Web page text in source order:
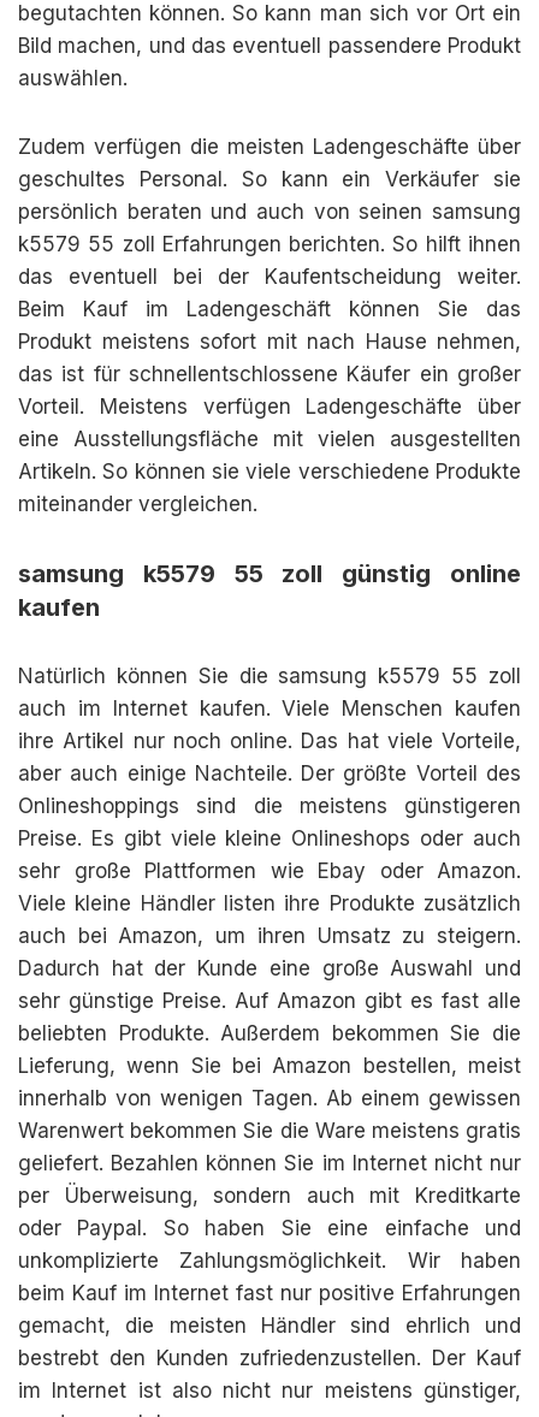
begutachten können. So kann man sich vor Ort ein
Bild machen, und das eventuell passendere Produkt
auswählen.
Zudem verfügen die meisten Ladengeschäfte über
geschultes Personal. So kann ein Verkäufer sie
persönlich beraten und auch von seinen samsung
k5579 55 zoll Erfahrungen berichten. So hilft ihnen
das eventuell bei der Kaufentscheidung weiter.
Beim Kauf im Ladengeschäft können Sie das
Produkt meistens sofort mit nach Hause nehmen,
das ist für schnellentschlossene Käufer ein großer
Vorteil. Meistens verfügen Ladengeschäfte über
eine Ausstellungsfläche mit vielen ausgestellten
Artikeln. So können sie viele verschiedene Produkte
miteinander vergleichen.
samsung k5579 55 zoll günstig online
kaufen
Natürlich können Sie die samsung k5579 55 zoll
auch im Internet kaufen. Viele Menschen kaufen
ihre Artikel nur noch online. Das hat viele Vorteile,
aber auch einige Nachteile. Der größte Vorteil des
Onlineshoppings sind die meistens günstigeren
Preise. Es gibt viele kleine Onlineshops oder auch
sehr große Plattformen wie Ebay oder Amazon.
Viele kleine Händler listen ihre Produkte zusätzlich
auch bei Amazon, um ihren Umsatz zu steigern.
Dadurch hat der Kunde eine große Auswahl und
sehr günstige Preise. Auf Amazon gibt es fast alle
beliebten Produkte. Außerdem bekommen Sie die
Lieferung, wenn Sie bei Amazon bestellen, meist
innerhalb von wenigen Tagen. Ab einem gewissen
Warenwert bekommen Sie die Ware meistens gratis
geliefert. Bezahlen können Sie im Internet nicht nur
per Überweisung, sondern auch mit Kreditkarte
oder Paypal. So haben Sie eine einfache und
unkomplizierte Zahlungsmöglichkeit. Wir haben
beim Kauf im Internet fast nur positive Erfahrungen
gemacht, die meisten Händler sind ehrlich und
bestrebt den Kunden zufriedenzustellen. Der Kauf
im Internet ist also nicht nur meistens günstiger,